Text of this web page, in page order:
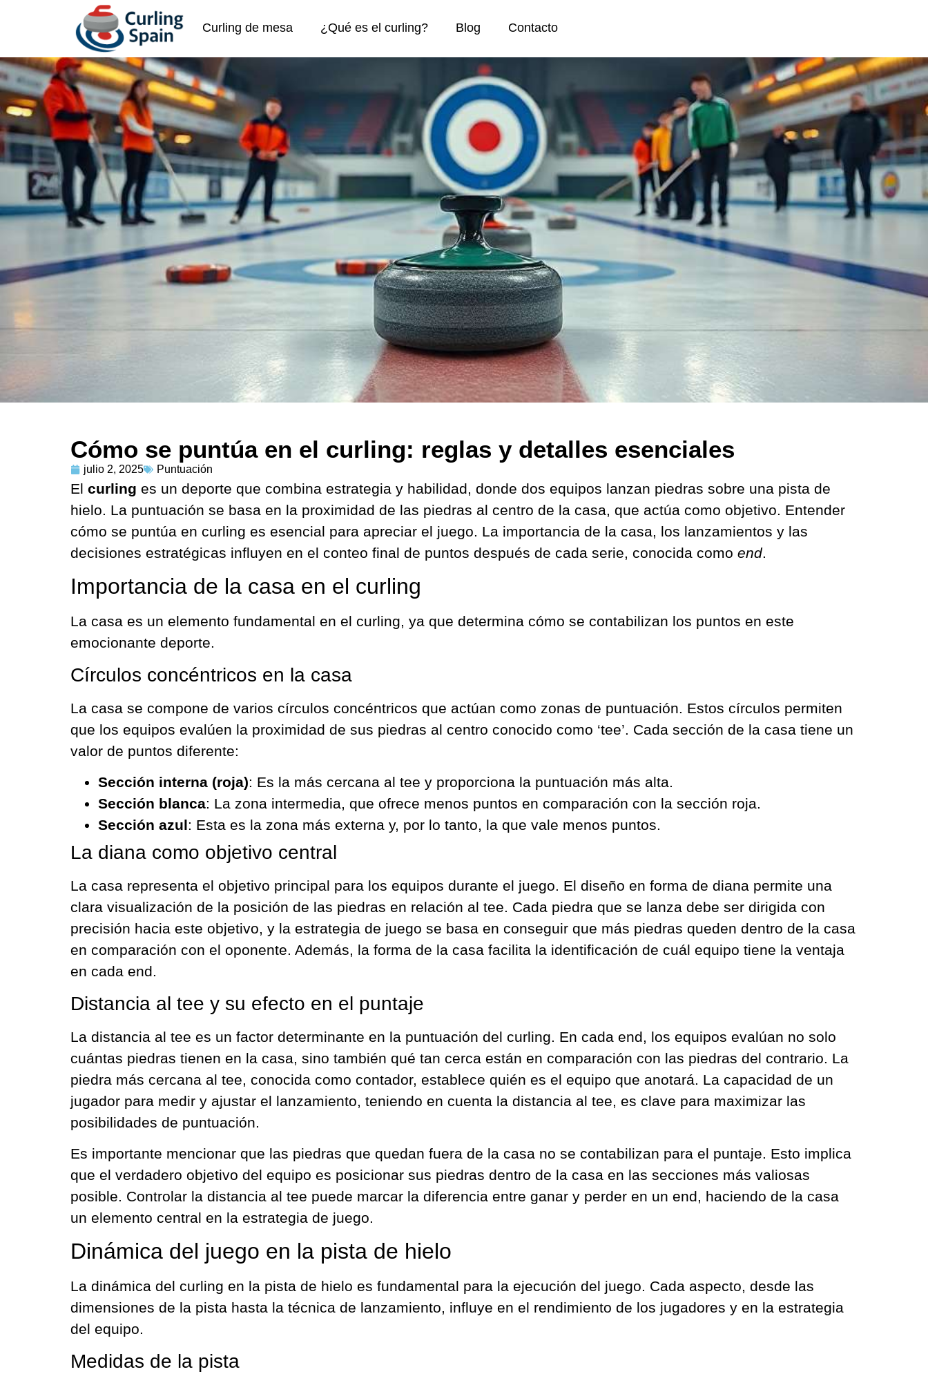
Curling de mesa ¿Qué es el curling? Blog Contacto
Cómo se puntúa en el curling: reglas y detalles esenciales
julio 2, 2025 Puntuación
El curling es un deporte que combina estrategia y habilidad, donde dos equipos lanzan piedras sobre una pista de
hielo. La puntuación se basa en la proximidad de las piedras al centro de la casa, que actúa como objetivo. Entender
cómo se puntúa en curling es esencial para apreciar el juego. La importancia de la casa, los lanzamientos y las
decisiones estratégicas influyen en el conteo final de puntos después de cada serie, conocida como end.
Importancia de la casa en el curling
La casa es un elemento fundamental en el curling, ya que determina cómo se contabilizan los puntos en este
emocionante deporte.
Círculos concéntricos en la casa
La casa se compone de varios círculos concéntricos que actúan como zonas de puntuación. Estos círculos permiten
que los equipos evalúen la proximidad de sus piedras al centro conocido como ‘tee’. Cada sección de la casa tiene un
valor de puntos diferente:
Sección interna (roja): Es la más cercana al tee y proporciona la puntuación más alta.
Sección blanca: La zona intermedia, que ofrece menos puntos en comparación con la sección roja.
Sección azul: Esta es la zona más externa y, por lo tanto, la que vale menos puntos.
La diana como objetivo central
La casa representa el objetivo principal para los equipos durante el juego. El diseño en forma de diana permite una
clara visualización de la posición de las piedras en relación al tee. Cada piedra que se lanza debe ser dirigida con
precisión hacia este objetivo, y la estrategia de juego se basa en conseguir que más piedras queden dentro de la casa
en comparación con el oponente. Además, la forma de la casa facilita la identificación de cuál equipo tiene la ventaja
en cada end.
Distancia al tee y su efecto en el puntaje
La distancia al tee es un factor determinante en la puntuación del curling. En cada end, los equipos evalúan no solo
cuántas piedras tienen en la casa, sino también qué tan cerca están en comparación con las piedras del contrario. La
piedra más cercana al tee, conocida como contador, establece quién es el equipo que anotará. La capacidad de un
jugador para medir y ajustar el lanzamiento, teniendo en cuenta la distancia al tee, es clave para maximizar las
posibilidades de puntuación.
Es importante mencionar que las piedras que quedan fuera de la casa no se contabilizan para el puntaje. Esto implica
que el verdadero objetivo del equipo es posicionar sus piedras dentro de la casa en las secciones más valiosas
posible. Controlar la distancia al tee puede marcar la diferencia entre ganar y perder en un end, haciendo de la casa
un elemento central en la estrategia de juego.
Dinámica del juego en la pista de hielo
La dinámica del curling en la pista de hielo es fundamental para la ejecución del juego. Cada aspecto, desde las
dimensiones de la pista hasta la técnica de lanzamiento, influye en el rendimiento de los jugadores y en la estrategia
del equipo.
Medidas de la pista